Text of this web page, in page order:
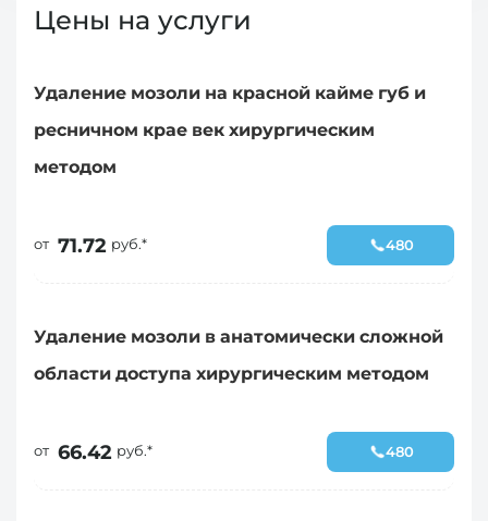
Цены на услуги
Удаление мозоли на красной кайме губ и
ресничном крае век хирургическим
методом
от 71.72 руб.* 480
Удаление мозоли в анатомически сложной
области доступа хирургическим методом
от 66.42 руб.* 480